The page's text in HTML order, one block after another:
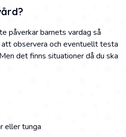
påverkar barnets vardag så
observera och eventuellt testa
det finns situationer då du ska
eller tunga